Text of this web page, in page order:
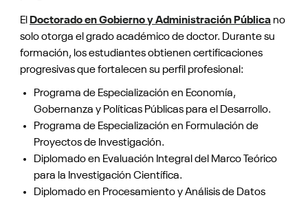
El Doctorado en Gobierno y Administración Pública no
solo otorga el grado académico de doctor. Durante su
formación, los estudiantes obtienen certificaciones
progresivas que fortalecen su perfil profesional:
Programa de Especialización en Economía,
Gobernanza y Políticas Públicas para el Desarrollo.
Programa de Especialización en Formulación de
Proyectos de Investigación.
Diplomado en Evaluación Integral del Marco Teórico
para la Investigación Científica.
Diplomado en Procesamiento y Análisis de Datos